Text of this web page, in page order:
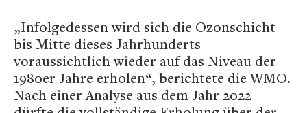
„Infolgedessen wird sich die Ozonschicht
bis Mitte dieses Jahrhunderts
voraussichtlich wieder auf das Niveau der
1980er Jahre erholen“, berichtete die WMO.
Nach einer Analyse aus dem Jahr 2022